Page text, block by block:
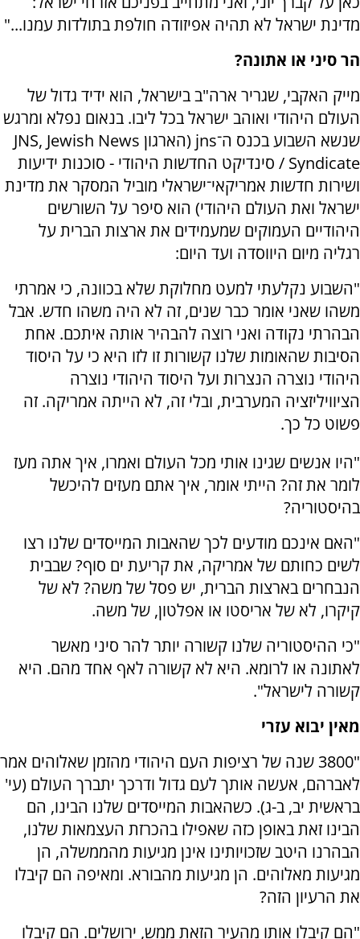
מדינת ישראל לא תהיה אפיזודה חולפת בתולדות עמנו..."
הר סיני או אתונה?
מייק האקבי, שגריר ארה"ב בישראל, הוא ידיד גדול של
העולם היהודי ואוהב ישראל בכל ליבו. בנאום נפלא ומרגש
שנשא השבוע בכנס ה־jns (הארגון JNS, Jewish News
Syndicate / סינדיקט החדשות היהודי - סוכנות ידיעות
ושירות חדשות אמריקאי־ישראלי מוביל המסקר את מדינת
ישראל ואת העולם היהודי) הוא סיפר על השורשים
היהודיים העמוקים שמעמידים את ארצות הברית על
רגליה מיום היווסדה ועד היום:
"השבוע נקלעתי למעט מחלוקת שלא בכוונה, כי אמרתי
משהו שאני אומר כבר שנים, זה לא היה משהו חדש. אבל
הבהרתי נקודה ואני רוצה להבהיר אותה איתכם. אחת
הסיבות שהאומות שלנו קשורות זו לזו היא כי על היסוד
היהודי נוצרה הנצרות ועל היסוד היהודי נוצרה
הציוויליזציה המערבית, ובלי זה, לא הייתה אמריקה. זה
פשוט כל כך.
"היו אנשים שגינו אותי מכל העולם ואמרו, איך אתה מעז
לומר את זה? הייתי אומר, איך אתם מעזים להיכשל
בהיסטוריה?
"האם אינכם מודעים לכך שהאבות המייסדים שלנו רצו
לשים כחותם של אמריקה, את קריעת ים סוף? שבבית
הנבחרים בארצות הברית, יש פסל של משה? לא של
קיקרו, לא של אריסטו או אפלטון, של משה.
"כי ההיסטוריה שלנו קשורה יותר להר סיני מאשר
לאתונה או לרומא. היא לא קשורה לאף אחד מהם. היא
קשורה לישראל".
מאין יבוא עזרי
"3800 שנה של רציפות העם היהודי מהזמן שאלוהים אמר
לאברהם, אעשה אותך לעם גדול ודרכך יתברך העולם (עי'
בראשית יב, ב-ג). כשהאבות המייסדים שלנו הבינו, הם
הבינו זאת באופן כזה שאפילו בהכרזת העצמאות שלנו,
הבהרנו היטב שזכויותינו אינן מגיעות מהממשלה, הן
מגיעות מאלוהים. הן מגיעות מהבורא. ומאיפה הם קיבלו
את הרעיון הזה?
"הם קיבלו אותו מהעיר הזאת ממש, ירושלים. הם קיבלו